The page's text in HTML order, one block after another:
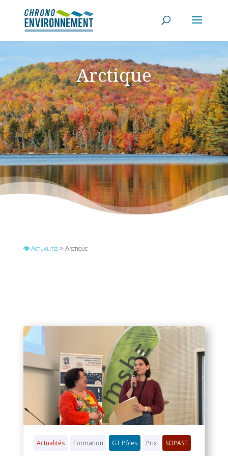
Arctique
👁 Actualités> Arctique
Actualités Formation GT Pôles Prix SOPAST